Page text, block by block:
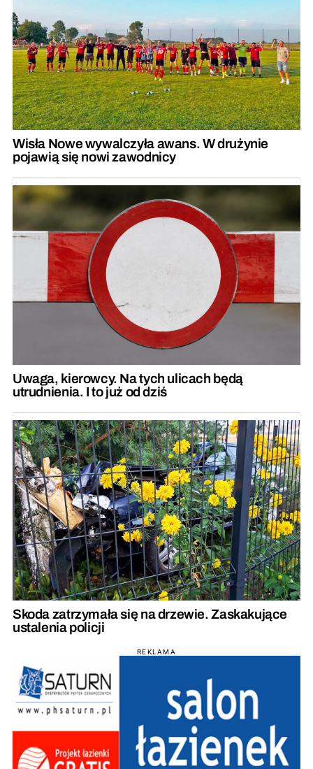
Wisła Nowe wywalczyła awans. W drużynie
pojawią się nowi zawodnicy
Uwaga, kierowcy. Na tych ulicach będą
utrudnienia. I to już od dziś
Skoda zatrzymała się na drzewie. Zaskakujące
ustalenia policji
REKLAMA